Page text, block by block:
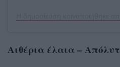
Αιθέρια έλαια –